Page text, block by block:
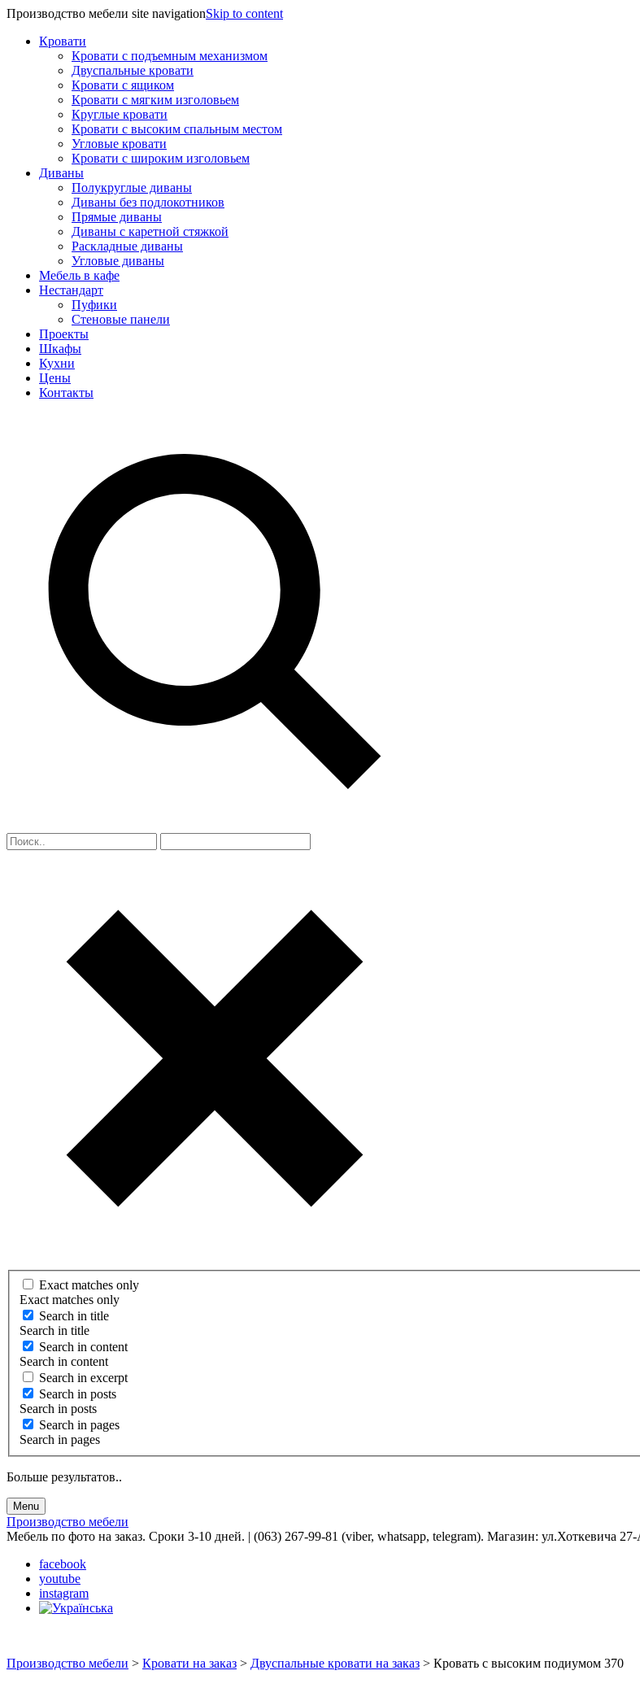
Производство мебели site navigationSkip to content
Кровати
Кровати с подъемным механизмом
Двуспальные кровати
Кровати с ящиком
Кровати с мягким изголовьем
Круглые кровати
Кровати с высоким спальным местом
Угловые кровати
Кровати с широким изголовьем
Диваны
Полукруглые диваны
Диваны без подлокотников
Прямые диваны
Диваны с каретной стяжкой
Раскладные диваны
Угловые диваны
Мебель в кафе
Нестандарт
Пуфики
Стеновые панели
Проекты
Шкафы
Кухни
Цены
Контакты
Exact matches only
Exact matches only
Search in title
Search in title
Search in content
Search in content
Search in excerpt
Search in posts
Search in posts
Search in pages
Search in pages
Больше результатов..
Menu
Производство мебели
Мебель по фото на заказ. Сроки 3-10 дней. | (063) 267-99-81 (viber, whatsapp, telegram). Магазин: ул.Хоткевича
facebook
youtube
instagram
Производство мебели > Кровати на заказ > Двуспальные кровати на заказ > Кровать с высоким подиумом 370